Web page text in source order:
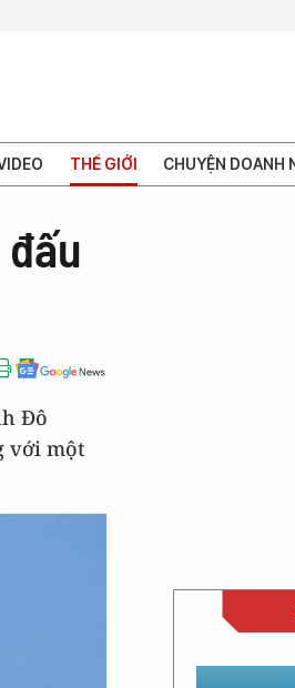
THẾ GIỚI CHUYỆN DOANH
Đô
với một